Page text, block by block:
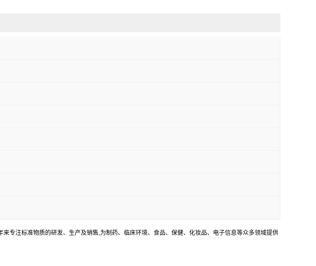
专注标准物质的研发、生产及销售,为制药、临床环境、食品、保健、化妆品、电子信息等众多领域提供